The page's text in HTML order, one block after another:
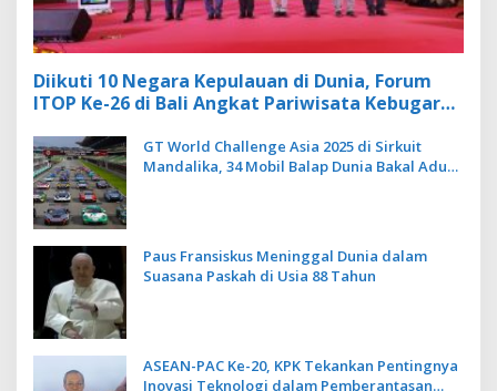
Diikuti 10 Negara Kepulauan di Dunia, Forum
ITOP Ke-26 di Bali Angkat Pariwisata Kebugaran
GT World Challenge Asia 2025 di Sirkuit
Mandalika, 34 Mobil Balap Dunia Bakal Adu
Paus Fransiskus Meninggal Dunia dalam
Suasana Paskah di Usia 88 Tahun
ASEAN-PAC Ke-20, KPK Tekankan Pentingnya
Inovasi Teknologi dalam Pemberantasan